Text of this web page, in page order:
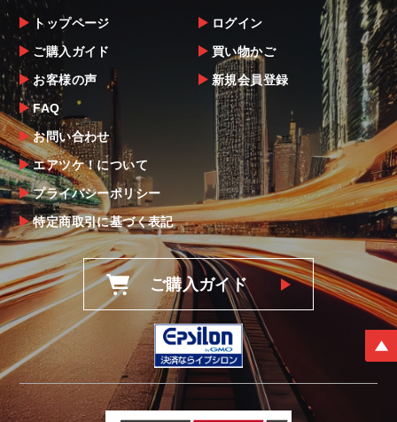
トップページ
ご購入ガイド
お客様の声
FAQ
お問い合わせ
エアツケ！について
プライバシーポリシー
特定商取引に基づく表記
ログイン
買い物かご
新規会員登録
ご購入ガイド